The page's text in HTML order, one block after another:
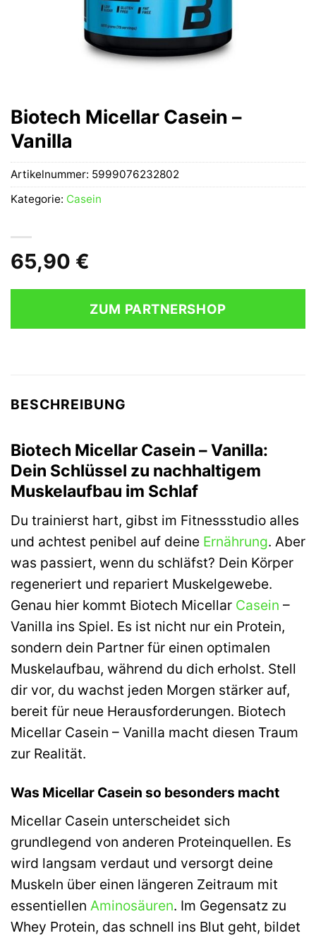
Biotech Micellar Casein –
Vanilla
65,90 €
ZUM PARTNERSHOP
Artikelnummer: 5999076232802
Kategorie: Casein
BESCHREIBUNG
Biotech Micellar Casein – Vanilla:
Dein Schlüssel zu nachhaltigem
Muskelaufbau im Schlaf
Du trainierst hart, gibst im Fitnessstudio alles
und achtest penibel auf deine Ernährung. Aber
was passiert, wenn du schläfst? Dein Körper
regeneriert und repariert Muskelgewebe.
Genau hier kommt Biotech Micellar Casein –
Vanilla ins Spiel. Es ist nicht nur ein Protein,
sondern dein Partner für einen optimalen
Muskelaufbau, während du dich erholst. Stell
dir vor, du wachst jeden Morgen stärker auf,
bereit für neue Herausforderungen. Biotech
Micellar Casein – Vanilla macht diesen Traum
zur Realität.
Was Micellar Casein so besonders macht
Micellar Casein unterscheidet sich
grundlegend von anderen Proteinquellen. Es
wird langsam verdaut und versorgt deine
Muskeln über einen längeren Zeitraum mit
essentiellen Aminosäuren. Im Gegensatz zu
Whey Protein, das schnell ins Blut geht, bildet